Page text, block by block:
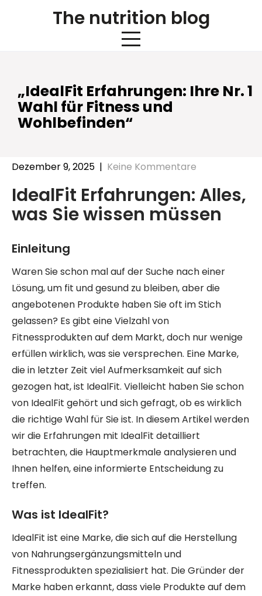
The nutrition blog
„IdealFit Erfahrungen: Ihre Nr. 1
Wahl für Fitness und
Wohlbefinden“
Dezember 9, 2025 | Keine Kommentare
IdealFit Erfahrungen: Alles,
was Sie wissen müssen
Einleitung
Waren Sie schon mal auf der Suche nach einer
Lösung, um fit und gesund zu bleiben, aber die
angebotenen Produkte haben Sie oft im Stich
gelassen? Es gibt eine Vielzahl von
Fitnessprodukten auf dem Markt, doch nur wenige
erfüllen wirklich, was sie versprechen. Eine Marke,
die in letzter Zeit viel Aufmerksamkeit auf sich
gezogen hat, ist IdealFit. Vielleicht haben Sie schon
von IdealFit gehört und sich gefragt, ob es wirklich
die richtige Wahl für Sie ist. In diesem Artikel werden
wir die Erfahrungen mit IdealFit detailliert
betrachten, die Hauptmerkmale analysieren und
Ihnen helfen, eine informierte Entscheidung zu
treffen.
Was ist IdealFit?
IdealFit ist eine Marke, die sich auf die Herstellung
von Nahrungsergänzungsmitteln und
Fitnessprodukten spezialisiert hat. Die Gründer der
Marke haben erkannt, dass viele Produkte auf dem